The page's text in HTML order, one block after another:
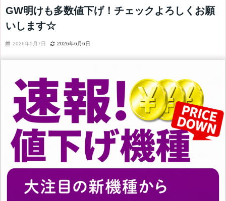
GW明けも多数値下げ！チェックよろしくお願
いします☆
2026年5月7日 2026年6月6日